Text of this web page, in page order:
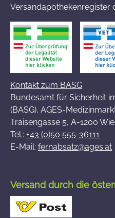
Versandapothekenregister
Kontakt zum BASG
Bundesamt für Sicherheit
(BASG), AGES-
Traisengasse 5, A-1200
Tel.: +43 (0)50 555-36111
E-Mail: fernabsatz@ages.at
Versand durch die